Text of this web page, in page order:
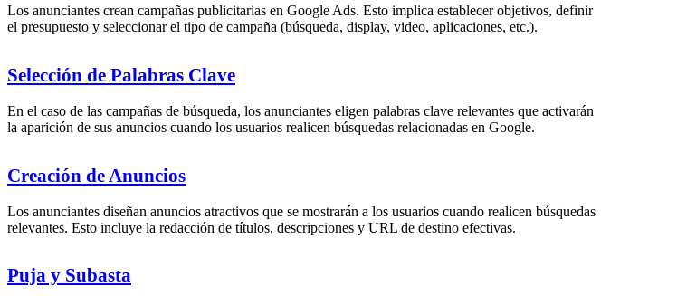
Los anunciantes crean campañas publicitarias en Google Ads. Esto implica establecer objetivos, definir
el presupuesto y seleccionar el tipo de campaña (búsqueda, display, video, aplicaciones, etc.).
Selección de Palabras Clave
En el caso de las campañas de búsqueda, los anunciantes eligen palabras clave relevantes que activarán
la aparición de sus anuncios cuando los usuarios realicen búsquedas relacionadas en Google.
Creación de Anuncios
Los anunciantes diseñan anuncios atractivos que se mostrarán a los usuarios cuando realicen búsquedas
relevantes. Esto incluye la redacción de títulos, descripciones y URL de destino efectivas.
Puja y Subasta